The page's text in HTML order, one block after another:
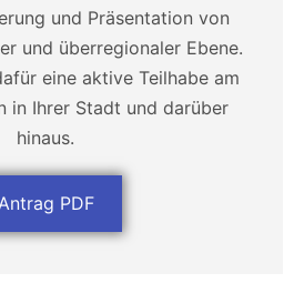
und Präsentation von
und überregionaler Ebene.
eine aktive Teilhabe am
in Ihrer Stadt und darüber
hinaus.
PDF